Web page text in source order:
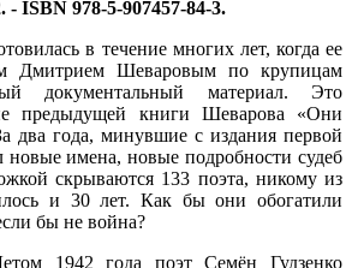
- ISBN 978-5-907457-84-3.
в течение многих лет, когда ее
Дмитрием Шеваровым по крупицам
документальный материал. Это
предыдущей книги Шеварова «Они
два года, минувшие с издания первой
новые имена, новые подробности судеб
скрываются 133 поэта, никому из
и 30 лет. Как бы они обогатили
бы не война?
1942 года поэт Семён Гудзенко